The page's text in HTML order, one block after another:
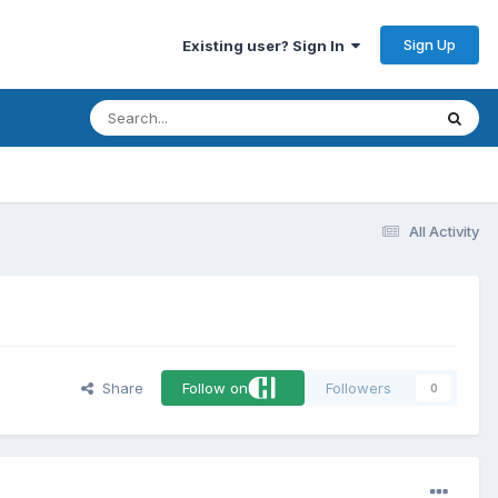
Existing user? Sign In Sign Up
All Activity
Share Follow on Followers 0